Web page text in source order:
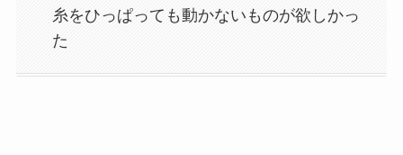
糸をひっぱっても動かないものが欲しかっ
た